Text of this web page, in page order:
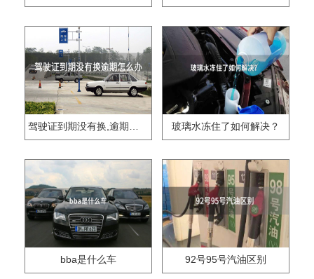
驾驶证到期没有换,逾期怎么办?? 玻璃水冻住了如何解决？
bba是什么车 92号95号汽油区别